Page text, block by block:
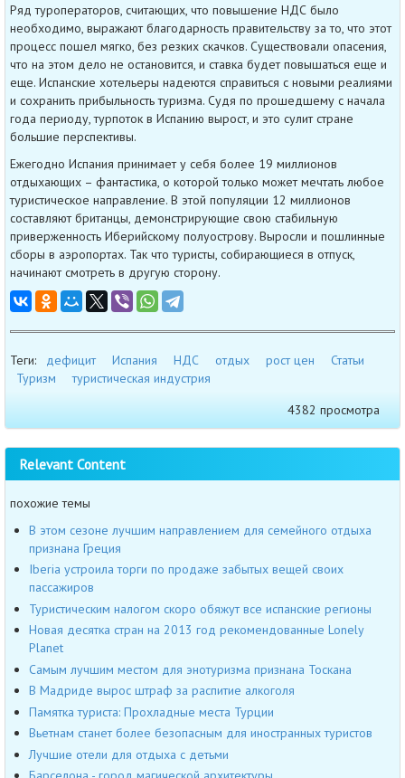
Ряд туроператоров, считающих, что повышение НДС было
необходимо, выражают благодарность правительству за то, что этот
процесс пошел мягко, без резких скачков. Существовали опасения,
что на этом дело не остановится, и ставка будет повышаться еще и
еще. Испанские хотельеры надеются справиться с новыми реалиями
и сохранить прибыльность туризма. Судя по прошедшему с начала
года периоду, турпоток в Испанию вырост, и это сулит стране
большие перспективы.
Ежегодно Испания принимает у себя более 19 миллионов
отдыхающих – фантастика, о которой только может мечтать любое
туристическое направление. В этой популяции 12 миллионов
составляют британцы, демонстрирующие свою стабильную
приверженность Иберийскому полуострову. Выросли и пошлинные
сборы в аэропортах. Так что туристы, собирающиеся в отпуск,
начинают смотреть в другую сторону.
Теги: дефицит Испания НДС отдых рост цен
Статьи
Туризм
туристическая индустрия
4382 просмотра
Relevant Content
похожие темы
В этом сезоне лучшим направлением для семейного отдыха
признана Греция
Iberia устроила торги по продаже забытых вещей своих
пассажиров
Туристическим налогом скоро обяжут все испанские регионы
Новая десятка стран на 2013 год рекомендованные Lonely
Planet
Самым лучшим местом для энотуризма признана Тоскана
В Мадриде вырос штраф за распитие алкоголя
Памятка туриста: Прохладные места Турции
Вьетнам станет более безопасным для иностранных туристов
Лучшие отели для отдыха с детьми